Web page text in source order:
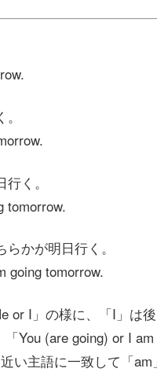
く。
tomorrow.
かが明日行く。
going tomorrow.
or I」の様に、「I」は後
You (are going) or I
い主語に一致して「am